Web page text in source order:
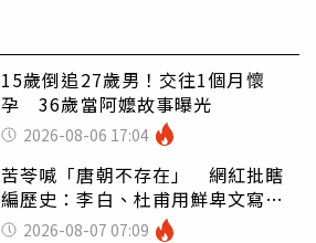
15歲倒追27歲男！交往1個月懷
孕 36歲當阿嬤故事曝光
2026-08-06 17:04
苦苓喊「唐朝不存在」 網紅批瞎
編歷史：李白、杜甫用鮮卑文寫
詩？2026-08-07 07:09